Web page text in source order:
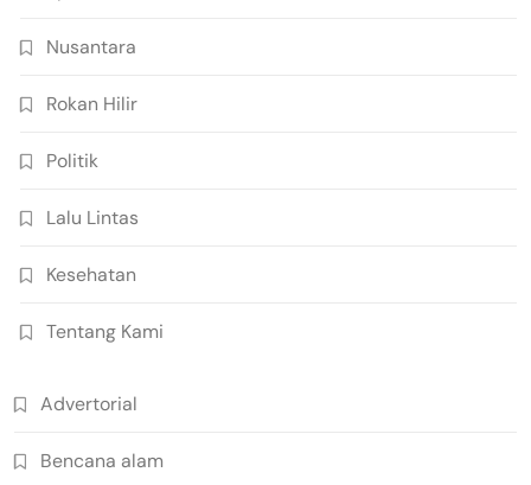
Nusantara
Rokan Hilir
Politik
Lalu Lintas
Kesehatan
Tentang Kami
Advertorial
Bencana alam